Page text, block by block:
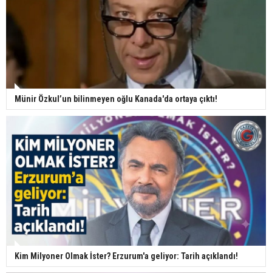
Münir Özkul’un bilinmeyen oğlu Kanada'da ortaya çıktı!
Kim Milyoner Olmak İster? Erzurum'a geliyor: Tarih açıklandı!